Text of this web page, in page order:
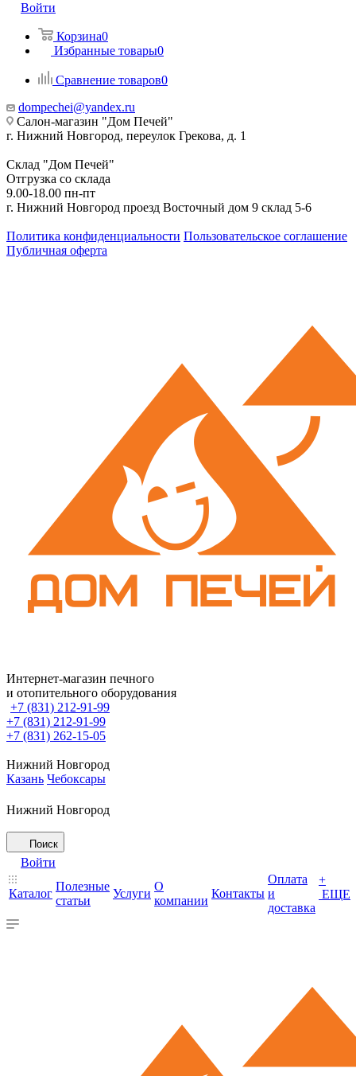
Войти
Корзина0
Избранные товары0
Сравнение товаров0
dompechei@yandex.ru
Салон-магазин "Дом Печей"
г. Нижний Новгород, переулок Грекова, д. 1
Склад "Дом Печей"
Отгрузка со склада
9.00-18.00 пн-пт
г. Нижний Новгород проезд Восточный дом 9 склад 5-6
Политика конфиденциальности Пользовательское соглашение
Публичная оферта
Интернет-магазин печного
и отопительного оборудования
+7 (831) 212-91-99
+7 (831) 212-91-99
+7 (831) 262-15-05
Нижний Новгород
Казань Чебоксары
Нижний Новгород
Поиск
Войти
Каталог
Полезные
статьи
Услуги
О
компании
Контакты
Оплата
и
доставка
+
ЕЩЕ